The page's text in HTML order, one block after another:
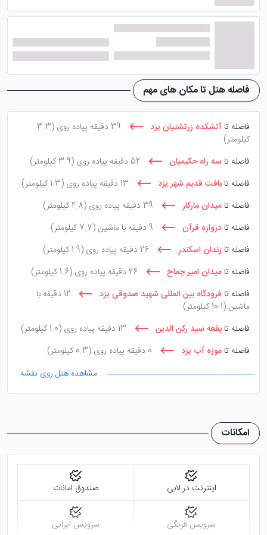
فاصله هتل تا مکان های مهم
فاصله تا آتشکده زرتشتیان یزد 39 دقیقه پیاده روی
(3.3
کیلومتر)
فاصله تا سه راه حکیمیان 52 دقیقه پیاده روی
(3.9 کیلومتر)
فاصله تا بافت قدیم شهر یزد 13 دقیقه پیاده روی
(1.3 کیلومتر)
فاصله تا میدان مارکار 39 دقیقه پیاده روی
(2.8 کیلومتر)
فاصله تا دروازه قرآن 9 دقیقه با ماشین
(7.7 کیلومتر)
فاصله تا زندان اسکندر 26 دقیقه پیاده روی
(1.9 کیلومتر)
فاصله تا میدان امیر چماخ 26 دقیقه پیاده روی
(1.6 کیلومتر)
فاصله تا فرودگاه بین المللی شهید صدوقی یزد
12 دقیقه با
ماشین(10.1 کیلومتر)
فاصله تا بقعه سید رکن الدین 13 دقیقه پیاده روی
(1.0 کیلومتر)
فاصله تا موزه آب یزد 0 دقیقه پیاده روی
(0.3 کیلومتر)
مشاهده هتل روی نقشه
امکانات
اینترنت در لابی صندوق امانات
سرویس فرنگی سرویس ایرانی